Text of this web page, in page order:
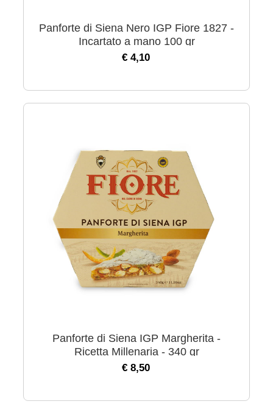
Panforte di Siena Nero IGP Fiore 1827 -
Incartato a mano 100 gr
€ 4,10
Panforte di Siena IGP Margherita -
Ricetta Millenaria - 340 gr
€ 8,50